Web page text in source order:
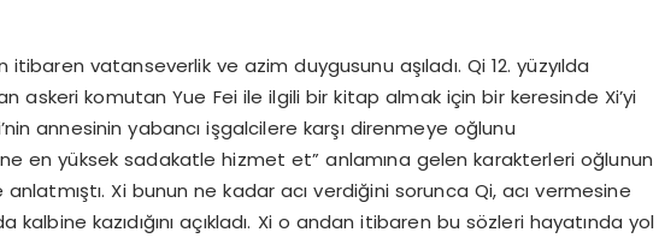
itibaren vatanseverlik ve azim duygusunu aşıladı. Qi 12. yüzyılda
askeri komutan Yue Fei ile ilgili bir kitap almak için bir keresinde Xi’yi
annesinin yabancı işgalcilere karşı direnmeye oğlunu
en yüksek sadakatle hizmet et” anlamına gelen karakterleri oğlunun
anlatmıştı. Xi bunun ne kadar acı verdiğini sorunca Qi, acı vermesine
kalbine kazıdığını açıkladı. Xi o andan itibaren bu sözleri hayatında yol